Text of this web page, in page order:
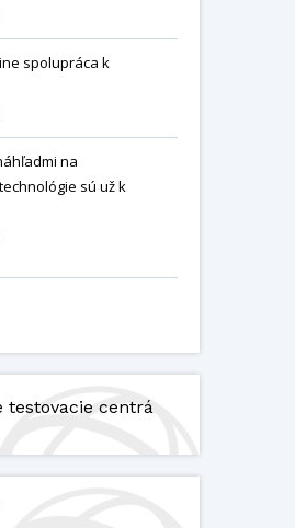
spolupráca k
na
sú už k
testovacie centrá